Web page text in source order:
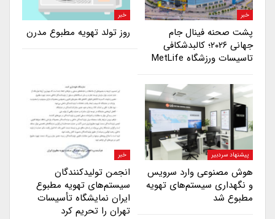
خبر
پشت صحنه فینال جام
جهانی ۲۰۲۶؛ کالبدشکافی
تاسیسات ورزشگاه MetLife
خبر
روز تولد تهویه مطبوع مدرن
پیشنهاد سردبیر
هوش مصنوعی وارد سرویس
و نگهداری سیستم‌های تهویه
مطبوع شد
خبر
انجمن تولیدکنندگان
سیستم‌های تهویه مطبوع
ایران نمایشگاه تأسیسات
تهران را تحریم کرد